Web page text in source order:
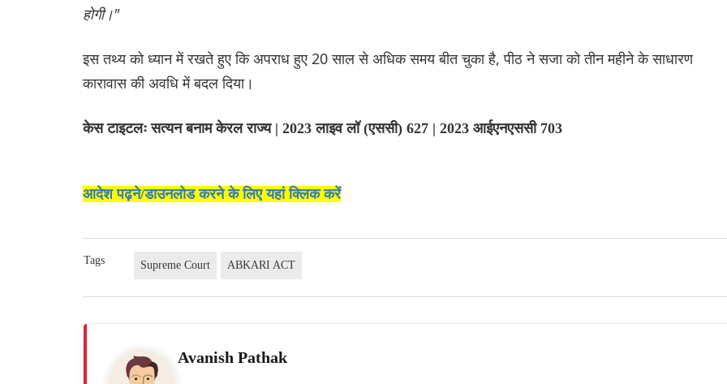
होगी।"
इस तथ्य को ध्यान में रखते हुए कि अपराध हुए 20 साल से अधिक समय बीत चुका है, पीठ ने सजा को तीन महीने के साधारण
कारावास की अवधि में बदल दिया।
केस टाइटलः सत्यन बनाम केरल राज्य | 2023 लाइव लॉ (एससी) 627 | 2023 आईएनएससी 703
आदेश पढ़ने/डाउनलोड करने के लिए यहां क्लिक करें
Tags Supreme Court ABKARI ACT
Avanish Pathak